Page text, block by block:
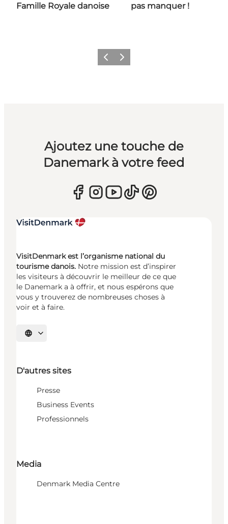
Famille Royale danoise
pas manquer !
PrécédentSuivant
Ajoutez une touche de
Danemark à votre feed
VisitDenmark est l’organisme national du
tourisme danois. Notre mission est d’inspirer
les visiteurs à découvrir le meilleur de ce que
le Danemark a à offrir, et nous espérons que
vous y trouverez de nombreuses choses à
voir et à faire.
Choisissez la langue
D'autres sites
Presse
Business Events
Professionnels
Media
Denmark Media Centre